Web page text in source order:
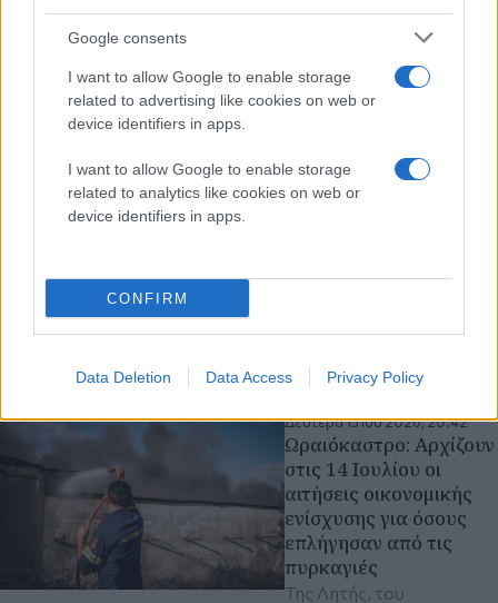
Google consents
I want to allow Google to enable storage
related to advertising like cookies on web or
device identifiers in apps.
I want to allow Google to enable storage
related to analytics like cookies on web or
device identifiers in apps.
CONFIRM
Data Deletion Data Access Privacy Policy
Μακεδονίας
επιχειρήσεις
Δευτέρα 13 Ιου 2026, 22:20
Ζάκυνθος: Ιδιωτική
αποκομιδή των
σκουπιδιών
καθαριότητα
Δευτέρα 13 Ιου 2026, 20:42
Ωραιόκαστρο: Αρχίζουν
στις 14 Ιουλίου οι
αιτήσεις οικονομικής
ενίσχυσης για όσους
επλήγησαν από τις
πυρκαγιές
Της Λητής, του